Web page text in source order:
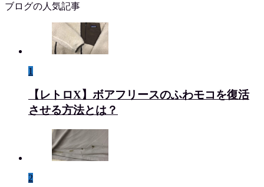
ブログの人気記事
1
【レトロX】ボアフリースのふわモコを復活
させる方法とは？
2